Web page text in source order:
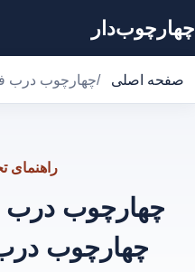
چهارچوب‌دار
صفحه اصلی /
چهارچوب درب
چهارچوب